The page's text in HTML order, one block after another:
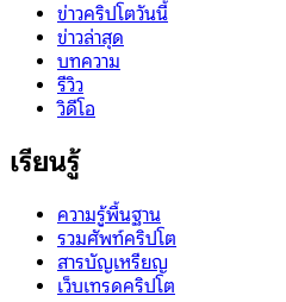
ข่าวคริปโตวันนี้
ข่าวล่าสุด
บทความ
รีวิว
วิดีโอ
เรียนรู้
ความรู้พื้นฐาน
รวมศัพท์คริปโต
สารบัญเหรียญ
เว็บเทรดคริปโต